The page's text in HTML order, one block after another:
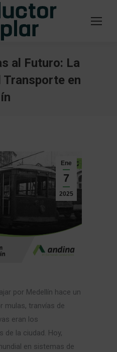
al Futuro: La
en
Ene
7
2025
por Medellín hace un
mulas, tranvías de
eran los
de la ciudad. Hoy,
en sistemas de